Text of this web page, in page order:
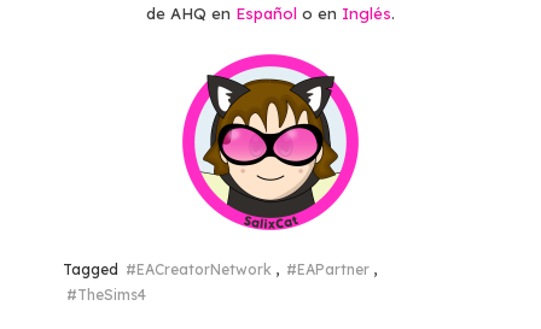
de AHQ en Español o en Inglés.
Tagged #EACreatorNetwork , #EAPartner ,
#TheSims4